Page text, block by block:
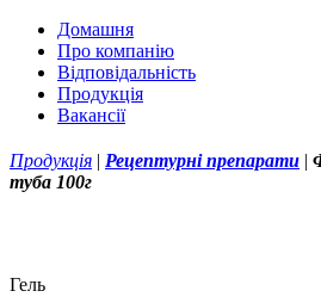
Домашня
Про компанію
Відповідальність
Продукція
Вакансії
Продукція | Рецептурні препарати |
туба 100г
Гель